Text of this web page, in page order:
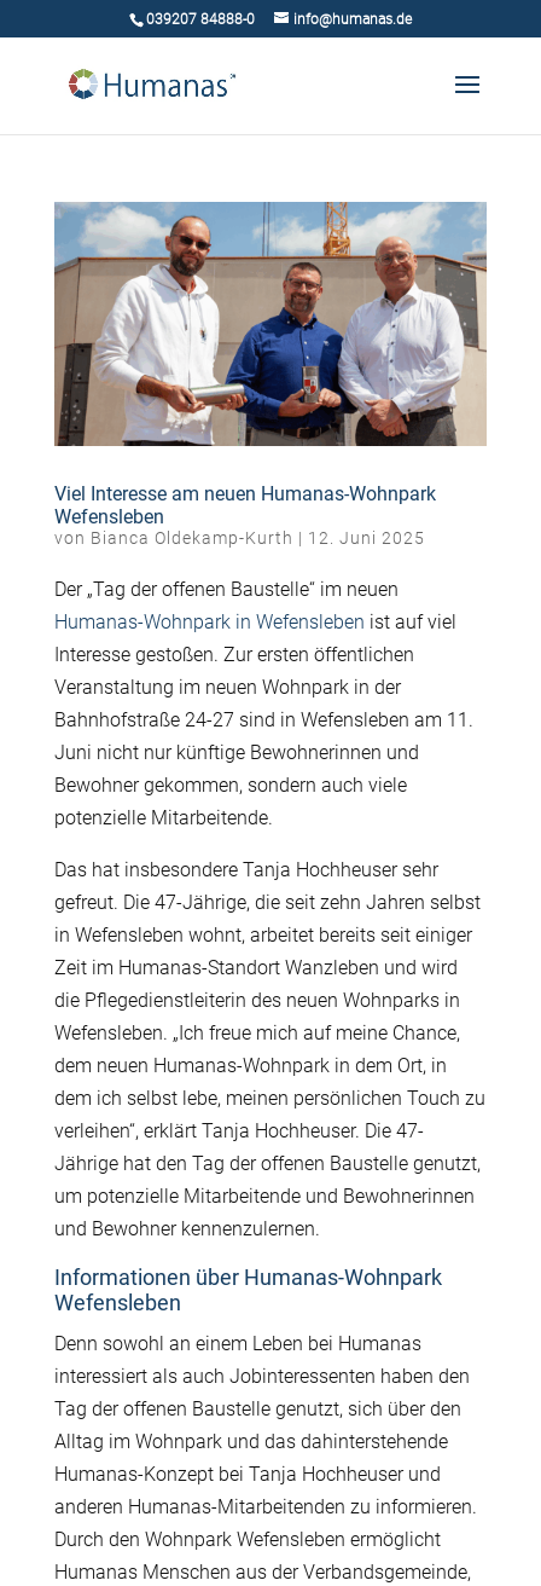
039207 84888-0 info@humanas.de
Viel Interesse am neuen Humanas-Wohnpark
Wefensleben
von Bianca Oldekamp-Kurth | 12. Juni 2025
Der „Tag der offenen Baustelle“ im neuen
Humanas-Wohnpark in Wefensleben ist auf viel
Interesse gestoßen. Zur ersten öffentlichen
Veranstaltung im neuen Wohnpark in der
Bahnhofstraße 24-27 sind in Wefensleben am 11.
Juni nicht nur künftige Bewohnerinnen und
Bewohner gekommen, sondern auch viele
potenzielle Mitarbeitende.
Das hat insbesondere Tanja Hochheuser sehr
gefreut. Die 47-Jährige, die seit zehn Jahren selbst
in Wefensleben wohnt, arbeitet bereits seit einiger
Zeit im Humanas-Standort Wanzleben und wird
die Pflegedienstleiterin des neuen Wohnparks in
Wefensleben. „Ich freue mich auf meine Chance,
dem neuen Humanas-Wohnpark in dem Ort, in
dem ich selbst lebe, meinen persönlichen Touch zu
verleihen“, erklärt Tanja Hochheuser. Die 47-
Jährige hat den Tag der offenen Baustelle genutzt,
um potenzielle Mitarbeitende und Bewohnerinnen
und Bewohner kennenzulernen.
Informationen über Humanas-Wohnpark
Wefensleben
Denn sowohl an einem Leben bei Humanas
interessiert als auch Jobinteressenten haben den
Tag der offenen Baustelle genutzt, sich über den
Alltag im Wohnpark und das dahinterstehende
Humanas-Konzept bei Tanja Hochheuser und
anderen Humanas-Mitarbeitenden zu informieren.
Durch den Wohnpark Wefensleben ermöglicht
Humanas Menschen aus der Verbandsgemeinde,